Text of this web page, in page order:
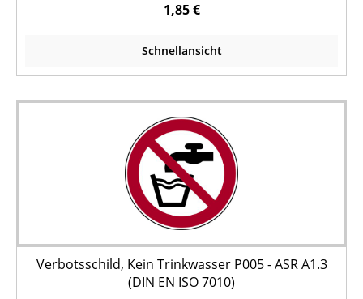
1,85 €
Schnellansicht
Verbotsschild, Kein Trinkwasser P005 - ASR A1.3
(DIN EN ISO 7010)